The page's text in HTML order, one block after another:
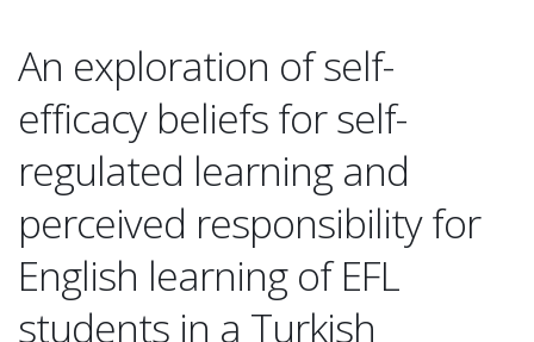
An exploration of self-
efficacy beliefs for self-
regulated learning and
perceived responsibility for
English learning of EFL
students in a Turkish